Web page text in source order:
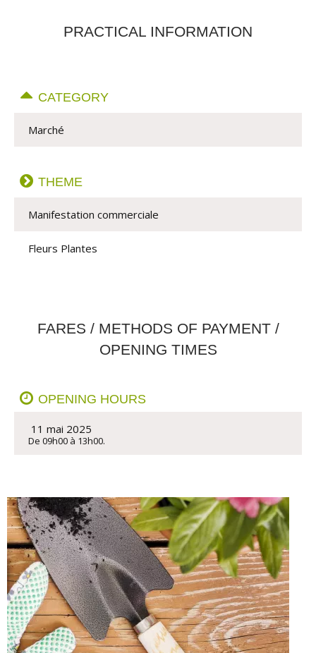
PRACTICAL INFORMATION
CATEGORY
Marché
THEME
Manifestation commerciale
Fleurs Plantes
FARES / METHODS OF PAYMENT /
OPENING TIMES
OPENING HOURS
11 mai 2025
De 09h00 à 13h00.